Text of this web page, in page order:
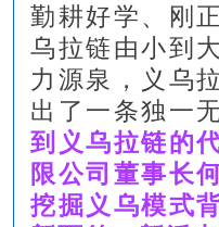
勤耕好学、刚
乌拉链由小到
力源泉，义乌
出了一条独一
到义乌拉链的
限公司董事长
挖掘义乌模式